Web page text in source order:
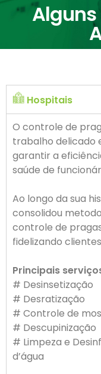
Hospitais
O controle de
trabalho delicado
garantir a
saúde de
Ao longo da sua
consolidou
controle de
fidelizando
Principais
# Desinsetização
# Desratização
# Controle de
# Descupinização
# Limpeza e
d’água